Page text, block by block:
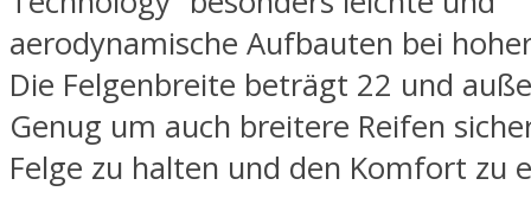
aerodynamische Aufbauten bei
Die Felgenbreite beträgt 22 und
Genug um auch breitere Reifen
Felge zu halten und den Komfort zu